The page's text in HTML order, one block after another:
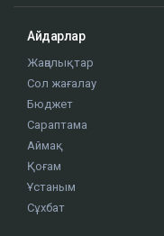
Айдарлар
Жаңалықтар
Сол жағалау
Бюджет
Сараптама
Аймақ
Қоғам
Ұстаным
Сұхбат